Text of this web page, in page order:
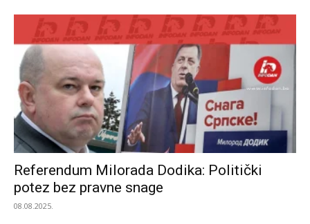
Referendum Milorada Dodika: Politički
potez bez pravne snage
08.08.2025.